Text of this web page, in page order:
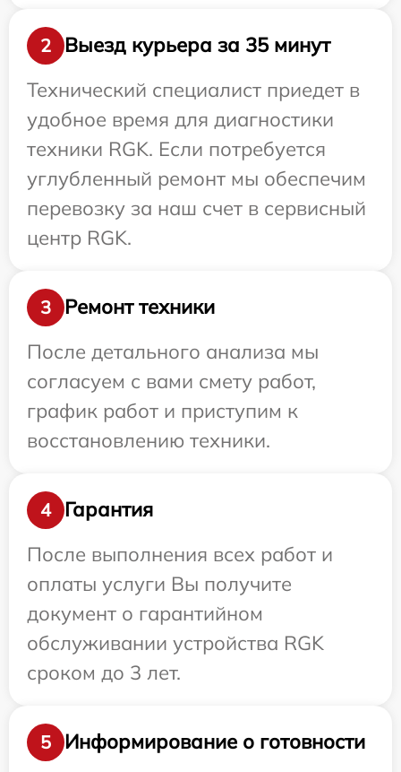
2
Выезд курьера за 35 минут
Технический специалист приедет в
удобное время для диагностики
техники RGK. Если потребуется
углубленный ремонт мы обеспечим
перевозку за наш счет в сервисный
центр RGK.
3
Ремонт техники
После детального анализа мы
согласуем с вами смету работ,
график работ и приступим к
восстановлению техники.
4
Гарантия
После выполнения всех работ и
оплаты услуги Вы получите
документ о гарантийном
обслуживании устройства RGK
сроком до 3 лет.
5
Информирование о готовности